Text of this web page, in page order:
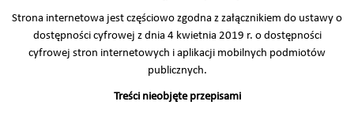
Strona internetowa jest częściowo zgodna z załącznikiem do ustawy o
dostępności cyfrowej z dnia 4 kwietnia 2019 r. o dostępności
cyfrowej stron internetowych i aplikacji mobilnych podmiotów
publicznych.
Treści nieobjęte przepisami